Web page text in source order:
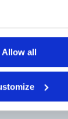
Allow all
Neem
op rekening
of +31